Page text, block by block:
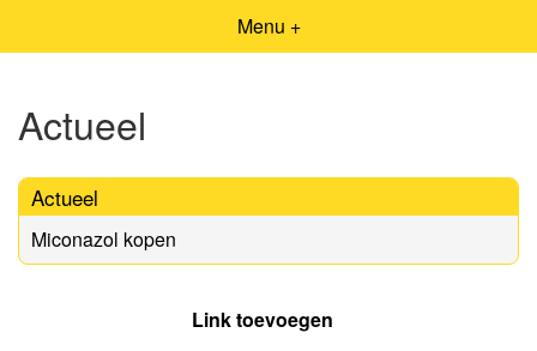
Menu +
Actueel
Actueel
Miconazol kopen
Link toevoegen